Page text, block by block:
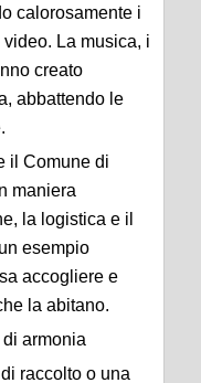
calorosamente i
La musica, i
creato
abbattendo le
il Comune di
maniera
la logistica e il
esempio
accogliere e
la abitano.
armonia
raccolto o una